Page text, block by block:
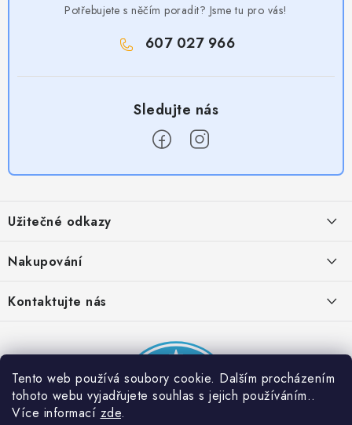
Tento web používá soubory cookie. Dalším procházením
tohoto webu vyjadřujete souhlas s jejich používáním..
Více informací zde.
Potřebujete s něčím poradit? Jsme tu pro vás!
607 027 966
p
a
Užitečné odkazy
Obchodní podmínky
Provizní systém
Partner stránek: Super plecháček
Nakupování
Časté otázky
Podmínky akce 2 + 1 zdarma
Kontaktujte nás